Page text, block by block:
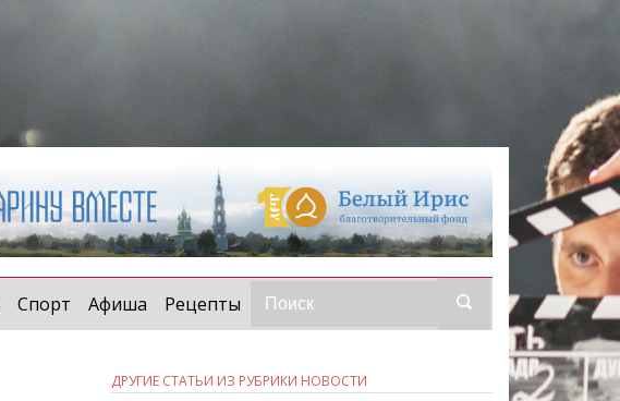
Спорт Афиша Рецепты
ДРУГИЕ СТАТЬИ ИЗ РУБРИКИ НОВОСТИ